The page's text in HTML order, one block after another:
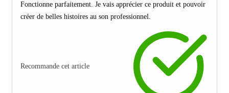
Fonctionne parfaitement. Je vais apprécier ce produit et pouvoir
créer de belles histoires au son professionnel.
Recommande cet article